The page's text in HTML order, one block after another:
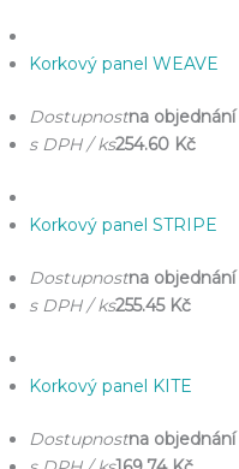
Korkový panel WEAVE
Dostupnostna objednání
s DPH / ks254.60 Kč
Korkový panel STRIPE
Dostupnostna objednání
s DPH / ks255.45 Kč
Korkový panel KITE
Dostupnostna objednání